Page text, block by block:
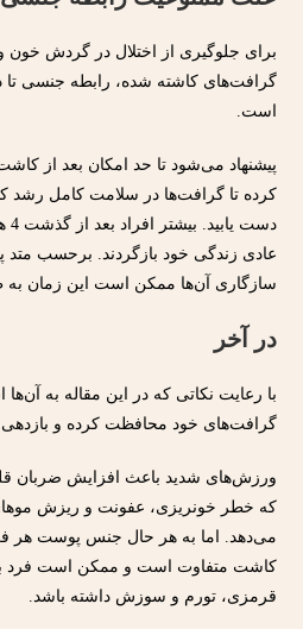
برای جلوگیری از اختلال در گردش
گرافت‌های کاشته شده، رابطه جنسی تا
است.
پیشنهاد می‌شود تا حد امکان بعد از
کرده تا گرافت‌ها در سلامت کامل رشد
عادی زندگی خود بازگردند. برحسب
سازگاری آن‌ها ممکن است این زمان به
در آخر
با رعایت نکاتی که در این مقاله به آن‌ها
گرافت‌های خود محافظت کرده و بازدهی
ورزش‌های شدید باعث افزایش ضربان
که خطر خونریزی، عفونت و ریزش
می‌دهد. اما به هر حال جنس پوست هر
کاشت متفاوت است و ممکن است فرد
قرمزی، تورم و سوزش داشته باشد.